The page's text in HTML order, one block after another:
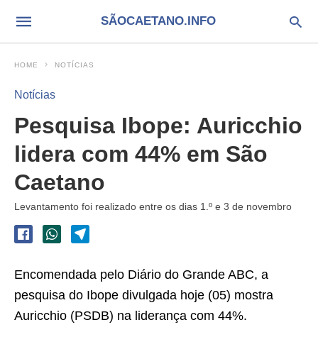
SÃOCAETANO.INFO
HOME NOTÍCIAS
Notícias
Pesquisa Ibope: Auricchio
lidera com 44% em São
Caetano
Levantamento foi realizado entre os dias 1.º e 3 de novembro
Encomendada pelo Diário do Grande ABC, a
pesquisa do Ibope divulgada hoje (05) mostra
Auricchio (PSDB) na liderança com 44%.